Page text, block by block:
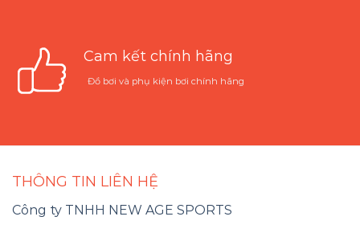
Cam kết chính hãng
Đồ bơi và phụ kiện bơi chính hãng
THÔNG TIN LIÊN HỆ
Công ty TNHH NEW AGE SPORTS